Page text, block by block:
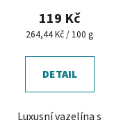
produktu
je
z
119 Kč
Měrná
264,44 Kč / 100 g
DETAIL
Luxusní vazelína s